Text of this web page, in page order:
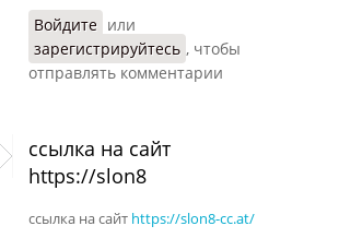
Войдите или
зарегистрируйтесь , чтобы
отправлять комментарии
ссылка на сайт
https://slon8
ссылка на сайт https://slon8-cc.at/